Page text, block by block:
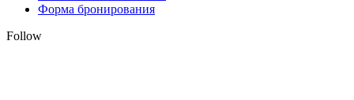
Форма бронирования
Follow